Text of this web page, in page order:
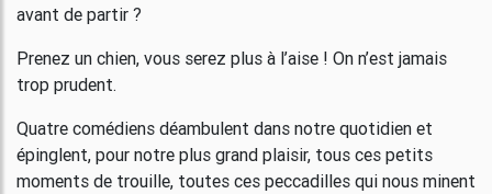
avant de partir ?
Prenez un chien, vous serez plus à l’aise ! On n’est jamais
trop prudent.
Quatre comédiens déambulent dans notre quotidien et
épinglent, pour notre plus grand plaisir, tous ces petits
moments de trouille, toutes ces peccadilles qui nous minent